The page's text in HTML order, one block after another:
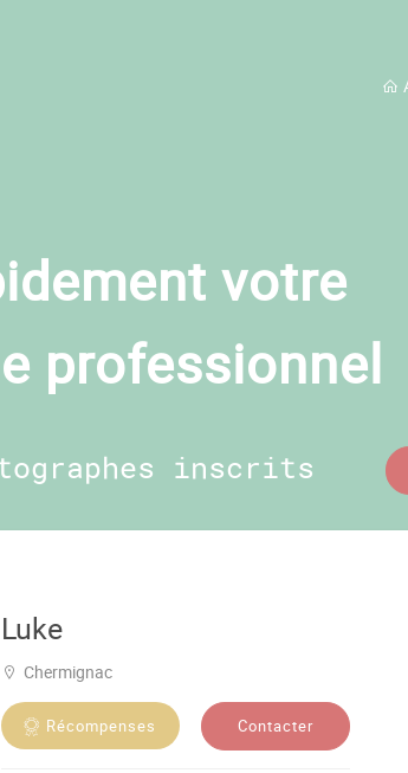
votre
professionnel
inscrits
Luke
Chermignac
Récompenses Contacter